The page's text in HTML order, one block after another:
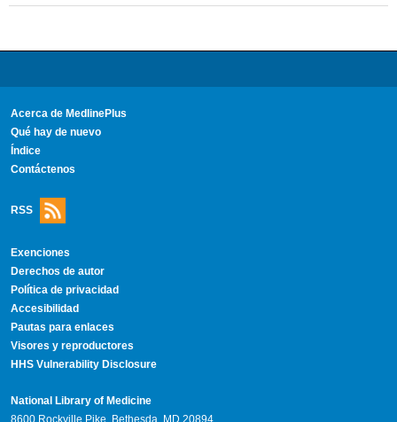
Acerca de MedlinePlus
Qué hay de nuevo
Índice
Contáctenos
RSS
Exenciones
Derechos de autor
Política de privacidad
Accesibilidad
Pautas para enlaces
Visores y reproductores
HHS Vulnerability Disclosure
National Library of Medicine
8600 Rockville Pike, Bethesda, MD 20894